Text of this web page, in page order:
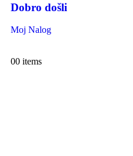
Dobro došli
Moj Nalog
00 items